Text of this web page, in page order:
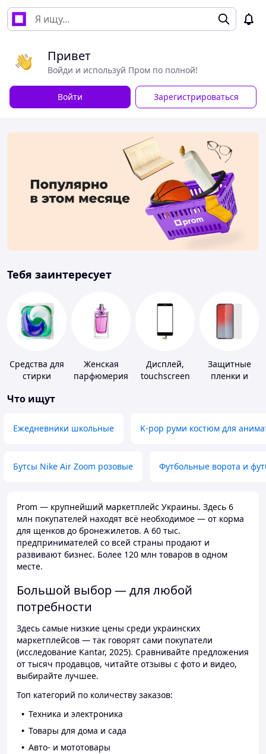
Привет
Войди и используй Пром по полной!
Войти Зарегистрироваться
Тебя заинтересует
Средства для
стирки
Женская
парфюмерия
Дисплей,
touchscreen
Защитные
пленки и
Что ищут
Ежедневники школьные K-pop руми костюм для
Бутсы Nike Air Zoom розовые Футбольные ворота и
Prom — крупнейший маркетплейс Украины. Здесь 6
млн покупателей находят всё необходимое — от корма
для щенков до бронежилетов. А 60 тыс.
предпринимателей со всей страны продают и
развивают бизнес. Более 120 млн товаров в одном
месте.
Большой выбор — для любой
потребности
Здесь самые низкие цены среди украинских
маркетплейсов — так говорят сами покупатели
(исследование Kantar, 2025). Сравнивайте предложения
от тысяч продавцов, читайте отзывы с фото и видео,
выбирайте лучшее.
Топ категорий по количеству заказов:
Техника и электроника
Товары для дома и сада
Авто- и мототовары